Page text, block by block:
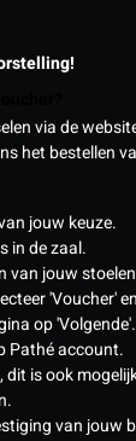
via de
het bestellen
jouw keuze.
in de zaal.
van jouw
'Voucher'
op 'Volgende'.
Pathé account.
is ook
van jouw